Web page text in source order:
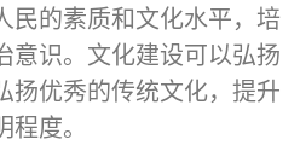
民的素质和文化水平，培
意识。文化建设可以弘扬
扬优秀的传统文化，提升
度。